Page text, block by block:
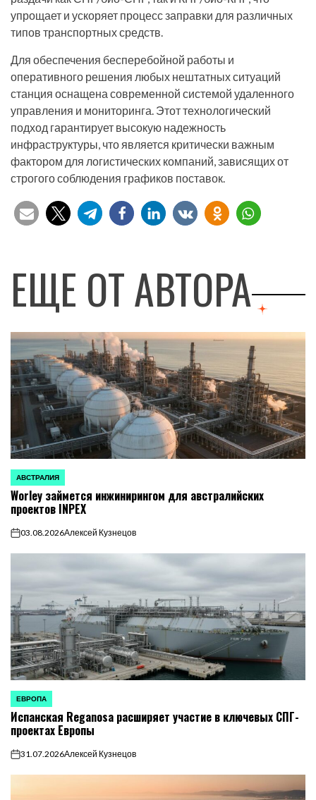
упрощает и ускоряет процесс заправки для различных
типов транспортных средств.
Для обеспечения бесперебойной работы и
оперативного решения любых нештатных ситуаций
станция оснащена современной системой удаленного
управления и мониторинга. Этот технологический
подход гарантирует высокую надежность
инфраструктуры, что является критически важным
фактором для логистических компаний, зависящих от
строгого соблюдения графиков поставок.
ЕЩЕ ОТ АВТОРА
ОПУБЛИКОВАНО
В
АВСТРАЛИЯ
Worley займется инжинирингом для австралийских
проектов INPEX
on03.08.2026Алексей Кузнецов
ОПУБЛИКОВАНО
В
ЕВРОПА
Испанская Reganosa расширяет участие в ключевых СПГ-
проектах Европы
on31.07.2026Алексей Кузнецов